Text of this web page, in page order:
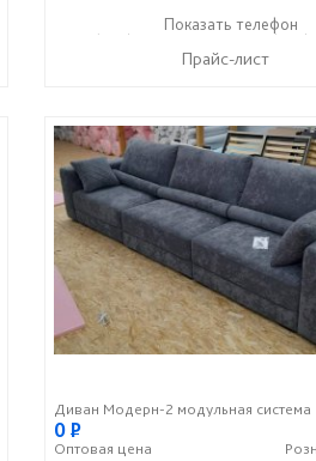
+7 (999) 611-98-99 ☎+7 (999)
Показать телефон
Прайс-лист
Диван Модерн-2 модульная система
0P
Оптовая цена